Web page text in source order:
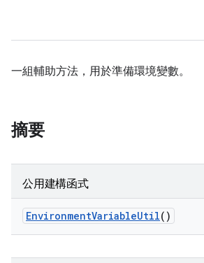
一組輔助方法，用於準備環境變數。
摘要
公用建構函式
EnvironmentVariableUtil()